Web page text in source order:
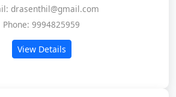
drasenthil@gmail.com
Phone: 9994825959
View Details